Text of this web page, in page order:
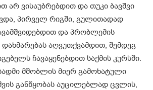
არ ვისაუბრებდით და თუკი ბავშვი
პირველ რიგში, გულითადად
და პრობლემის
აღვუთქვამდით, შემდეგ
ჩავაყენებდით საქმის კურსში.
მშობლის მიერ გამოხატული
განწყობას აუცილებლად ცვლის,